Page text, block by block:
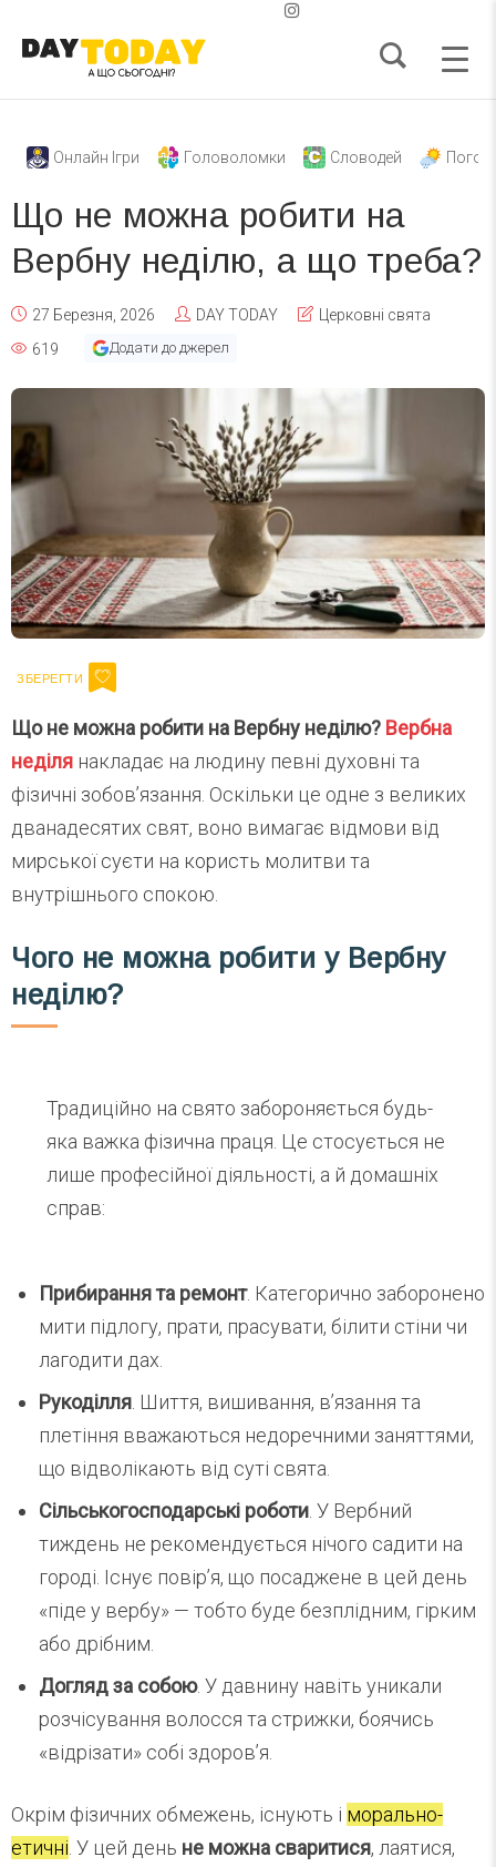
Онлайн Ігри Головоломки Словодей
Що не можна робити на
Вербну неділю, а що треба?
27 Березня, 2026 DAY TODAY
Церковні свята
619
Додати до джерел
Що не можна робити на Вербну неділю? Вербна
неділя накладає на людину певні духовні та
фізичні зобов’язання. Оскільки це одне з великих
дванадесятих свят, воно вимагає відмови від
мирської суєти на користь молитви та
внутрішнього спокою.
Чого не можна робити у Вербну
неділю?
Традиційно на свято забороняється будь-
яка важка фізична праця. Це стосується не
лише професійної діяльності, а й домашніх
справ:
Прибирання та ремонт. Категорично заборонено
мити підлогу, прати, прасувати, білити стіни чи
лагодити дах.
Рукоділля . Шиття, вишивання, в’язання та
плетіння вважаються недоречними заняттями,
що відволікають від суті свята.
Сільськогосподарські роботи . У Вербний
тиждень не рекомендується нічого садити на
городі. Існує повір’я, що посаджене в цей день
«піде у вербу» — тобто буде безплідним, гірким
або дрібним.
Догляд за собою. У давнину навіть уникали
розчісування волосся та стрижки, боячись
«відрізати» собі здоров’я.
Окрім фізичних обмежень, існують і морально-
етичні . У цей день не можна сваритися, лаятися,